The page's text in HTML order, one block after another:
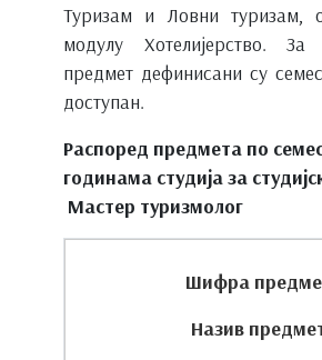
Туризам и Ловни туризам,
модулу Хотелијерство.
предмет дефинисани су
доступан.
Распоред предмета по
годинама студија за
Мастер туризмолог
Шифра
Назив